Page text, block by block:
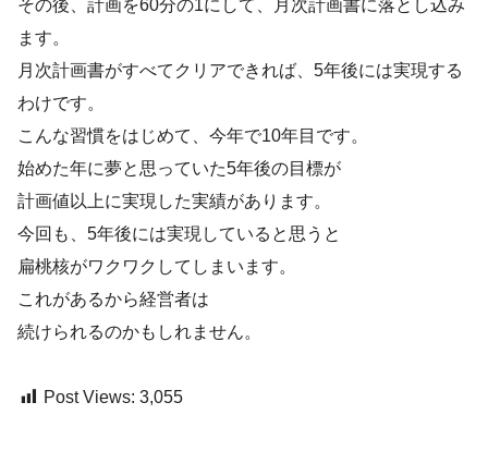
その後、計画を60分の1にして、月次計画書に落とし込み
ます。
月次計画書がすべてクリアできれば、5年後には実現する
わけです。
こんな習慣をはじめて、今年で10年目です。
始めた年に夢と思っていた5年後の目標が
計画値以上に実現した実績があります。
今回も、5年後には実現していると思うと
扁桃核がワクワクしてしまいます。
これがあるから経営者は
続けられるのかもしれません。
Post Views: 3,055